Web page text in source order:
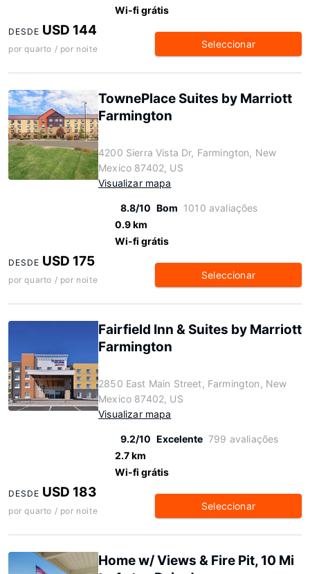
Wi-fi grátis
DESDE USD 144
por quarto / por noite Seleccionar
TownePlace Suites by Marriott
Farmington
4200 Sierra Vista Dr, Farmington, New
Mexico 87402, US
Visualizar mapa
8.8/10 Bom 1010 avaliações
0.9 km
Wi-fi grátis
DESDE USD 175
por quarto / por noite Seleccionar
Fairfield Inn & Suites by Marriott
Farmington
2850 East Main Street, Farmington, New
Mexico 87402, US
Visualizar mapa
9.2/10 Excelente 799 avaliações
2.7 km
Wi-fi grátis
DESDE USD 183
por quarto / por noite Seleccionar
Home w/ Views & Fire Pit, 10 Mi